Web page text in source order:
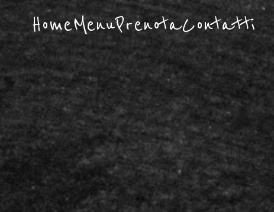
HomeMenuPrenotaContatti